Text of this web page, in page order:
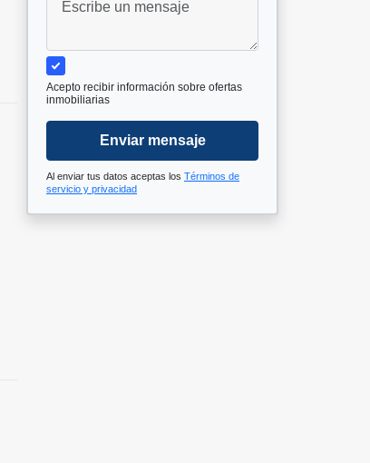
Acepto recibir información sobre ofertas
inmobiliarias
Enviar mensaje
Al enviar tus datos aceptas los Términos de
servicio y privacidad